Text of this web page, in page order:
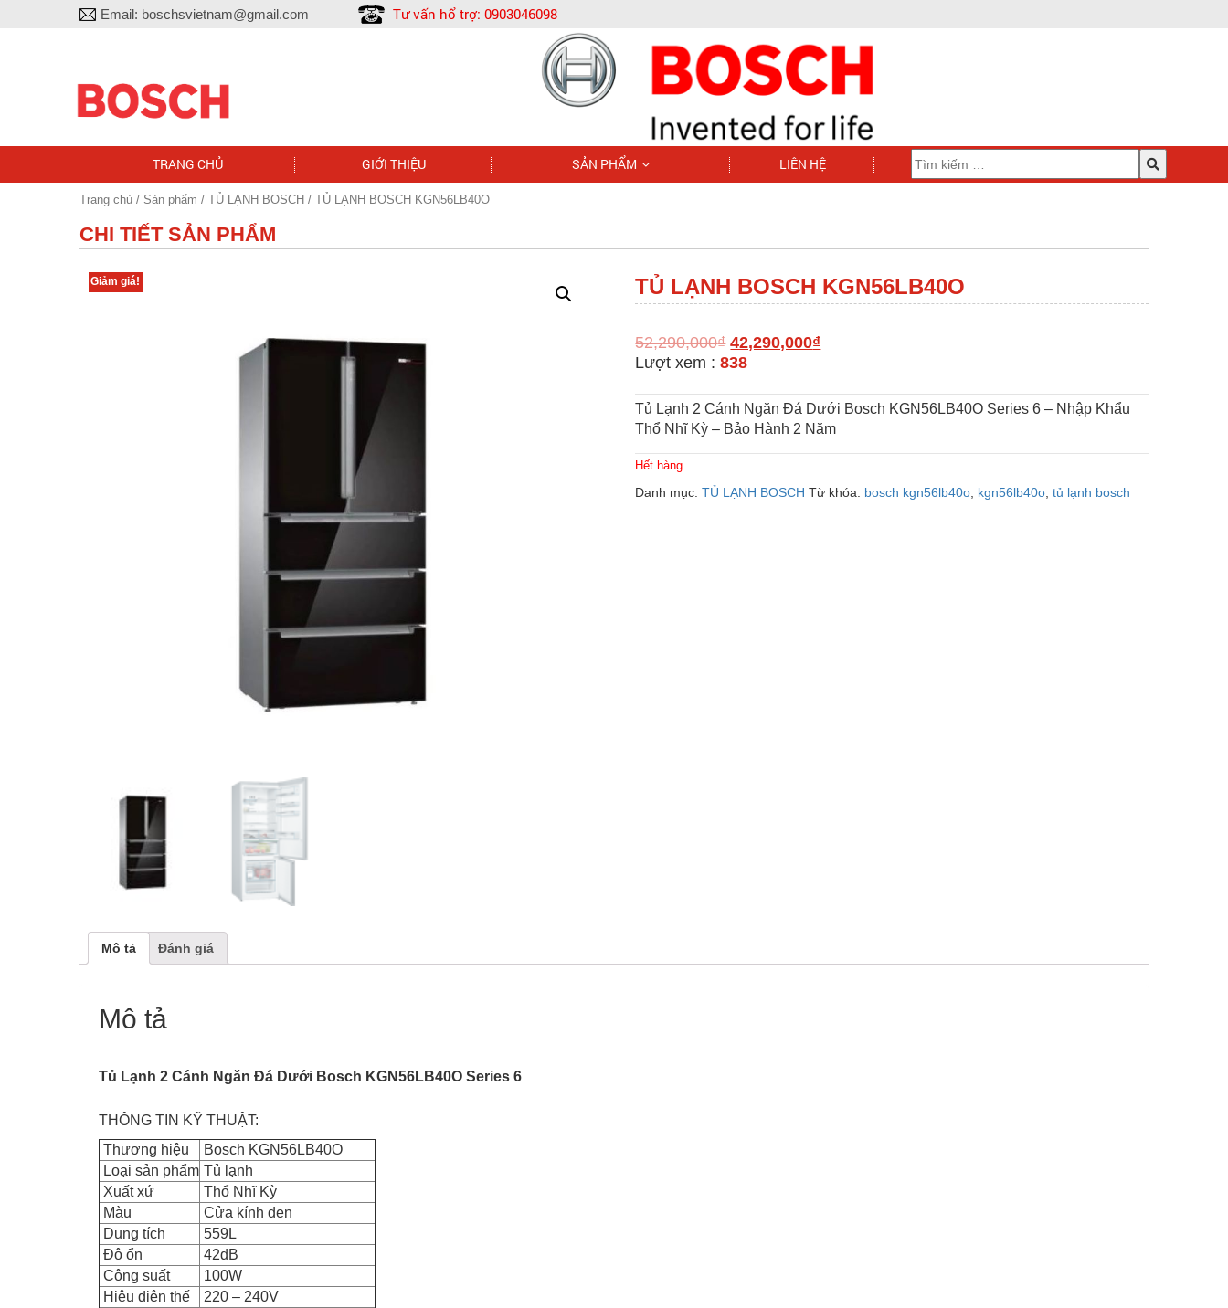
Email: boschsvietnam@gmail.com Tư vấn hổ trợ: 0903046098
TRANG CHỦ GIỚI THIỆU SẢN PHẨM LIÊN HỆ
Trang chủ / Sản phẩm / TỦ LẠNH BOSCH / TỦ LẠNH BOSCH KGN56LB40O
CHI TIẾT SẢN PHẨM
Giảm giá! TỦ LẠNH BOSCH KGN56LB40O
52,290,000₫ 42,290,000₫
Lượt xem : 838
Tủ Lạnh 2 Cánh Ngăn Đá Dưới Bosch KGN56LB40O Series 6 – Nhập Khẩu
Thổ Nhĩ Kỳ – Bảo Hành 2 Năm
Hết hàng
Danh mục:TỦ LẠNH BOSCH Từ khóa: bosch kgn56lb40o kgn56lb40o ,tủ lạnh bosch
Mô tả Đánh giá
Mô tả
Tủ Lạnh 2 Cánh Ngăn Đá Dưới Bosch KGN56LB40O Series 6
THÔNG TIN KỸ THUẬT:
Thương hiệu
Bosch KGN56LB40O
Loại sản phẩm Tủ lạnh
Xuất xứ
Thổ Nhĩ Kỳ
Màu
Cửa kính đen
Dung tích
559L
Độ ổn
42dB
Công suất
100W
Hiệu điện thế
220 – 240V